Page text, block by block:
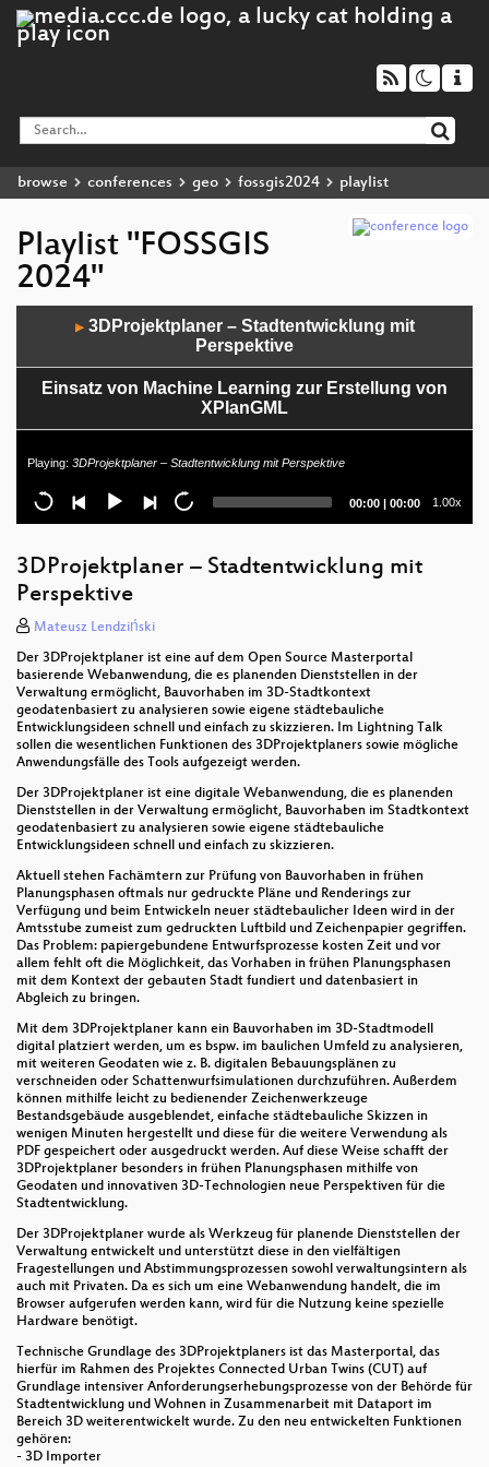
browse conferences geo fossgis2024 playlist
Playlist "FOSSGIS
2024"
▶3DProjektplaner – Stadtentwicklung mit
Perspektive
Einsatz von Machine Learning zur Erstellung von
XPlanGML
mit OGC API Features
Hinweiskarten Starkregengefahren: OpenData für
pygeoapi - eine Python Server Software für OGC API
XPlanung für die Cloud
GeoNetwork-UI: Ein anwenderfreundliches Frontend
für den Datenkatalog GeoNetwork
Aufbau einer Agrar-Forschungsdateninfrastruktur
mit GeoNode und Kubernetes
BBOX: Kompakter OGC API Server für Features,
Tiles und mehr
Open Data @Greenpeace e.V.
xPlanBox: kommunale Datendrehscheibe für die
Bauleit- und Landschaftsplanung
Der Weg eines Schlaglochs von der Straße auf die
Karte
PyQGIS Schnuppervortrag – Mein erstes Plugin für
QGIS
Wie schreibe ich ein GRASS GIS Addon?
Bereitstellung von freien Geodaten (OpenData) mit
STAC beim LGLN
Mapbender - die neue Version 4 stellt sich vor
Stand des GRASS GIS Projekts: Nicht was Sie
denken!
STAC - Einführung und Neuigkeiten
Automatisierte Bestimmung der
Straßenbeschaffenheit mit Machine Learning
Sovereign Cloud Stack (SCS): Offene, föderierbare
Cloud-Technologie für jeden Sektor
Playing: 3DProjektplaner – Stadtentwicklung mit Perspektive
Current
00:00 | Total
00:00 1.00x
3DProjektplaner – Stadtentwicklung mit
Perspektive
Mateusz Lendziński
Der 3DProjektplaner ist eine auf dem Open Source Masterportal
basierende Webanwendung, die es planenden Dienststellen in der
Verwaltung ermöglicht, Bauvorhaben im 3D-Stadtkontext
geodatenbasiert zu analysieren sowie eigene städtebauliche
Entwicklungsideen schnell und einfach zu skizzieren. Im Lightning Talk
sollen die wesentlichen Funktionen des 3DProjektplaners sowie mögliche
Anwendungsfälle des Tools aufgezeigt werden.
Der 3DProjektplaner ist eine digitale Webanwendung, die es planenden
Dienststellen in der Verwaltung ermöglicht, Bauvorhaben im Stadtkontext
geodatenbasiert zu analysieren sowie eigene städtebauliche
Entwicklungsideen schnell und einfach zu skizzieren.
Aktuell stehen Fachämtern zur Prüfung von Bauvorhaben in frühen
Planungsphasen oftmals nur gedruckte Pläne und Renderings zur
Verfügung und beim Entwickeln neuer städtebaulicher Ideen wird in der
Amtsstube zumeist zum gedruckten Luftbild und Zeichenpapier gegriffen.
Das Problem: papiergebundene Entwurfsprozesse kosten Zeit und vor
allem fehlt oft die Möglichkeit, das Vorhaben in frühen Planungsphasen
mit dem Kontext der gebauten Stadt fundiert und datenbasiert in
Abgleich zu bringen.
Mit dem 3DProjektplaner kann ein Bauvorhaben im 3D-Stadtmodell
digital platziert werden, um es bspw. im baulichen Umfeld zu analysieren,
mit weiteren Geodaten wie z. B. digitalen Bebauungsplänen zu
verschneiden oder Schattenwurfsimulationen durchzuführen. Außerdem
können mithilfe leicht zu bedienender Zeichenwerkzeuge
Bestandsgebäude ausgeblendet, einfache städtebauliche Skizzen in
wenigen Minuten hergestellt und diese für die weitere Verwendung als
PDF gespeichert oder ausgedruckt werden. Auf diese Weise schafft der
3DProjektplaner besonders in frühen Planungsphasen mithilfe von
Geodaten und innovativen 3D-Technologien neue Perspektiven für die
Stadtentwicklung.
Der 3DProjektplaner wurde als Werkzeug für planende Dienststellen der
Verwaltung entwickelt und unterstützt diese in den vielfältigen
Fragestellungen und Abstimmungsprozessen sowohl verwaltungsintern als
auch mit Privaten. Da es sich um eine Webanwendung handelt, die im
Browser aufgerufen werden kann, wird für die Nutzung keine spezielle
Hardware benötigt.
Technische Grundlage des 3DProjektplaners ist das Masterportal, das
hierfür im Rahmen des Projektes Connected Urban Twins (CUT) auf
Grundlage intensiver Anforderungserhebungsprozesse von der Behörde für
Stadtentwicklung und Wohnen in Zusammenarbeit mit Dataport im
Bereich 3D weiterentwickelt wurde. Zu den neu entwickelten Funktionen
gehören:
- 3D Importer